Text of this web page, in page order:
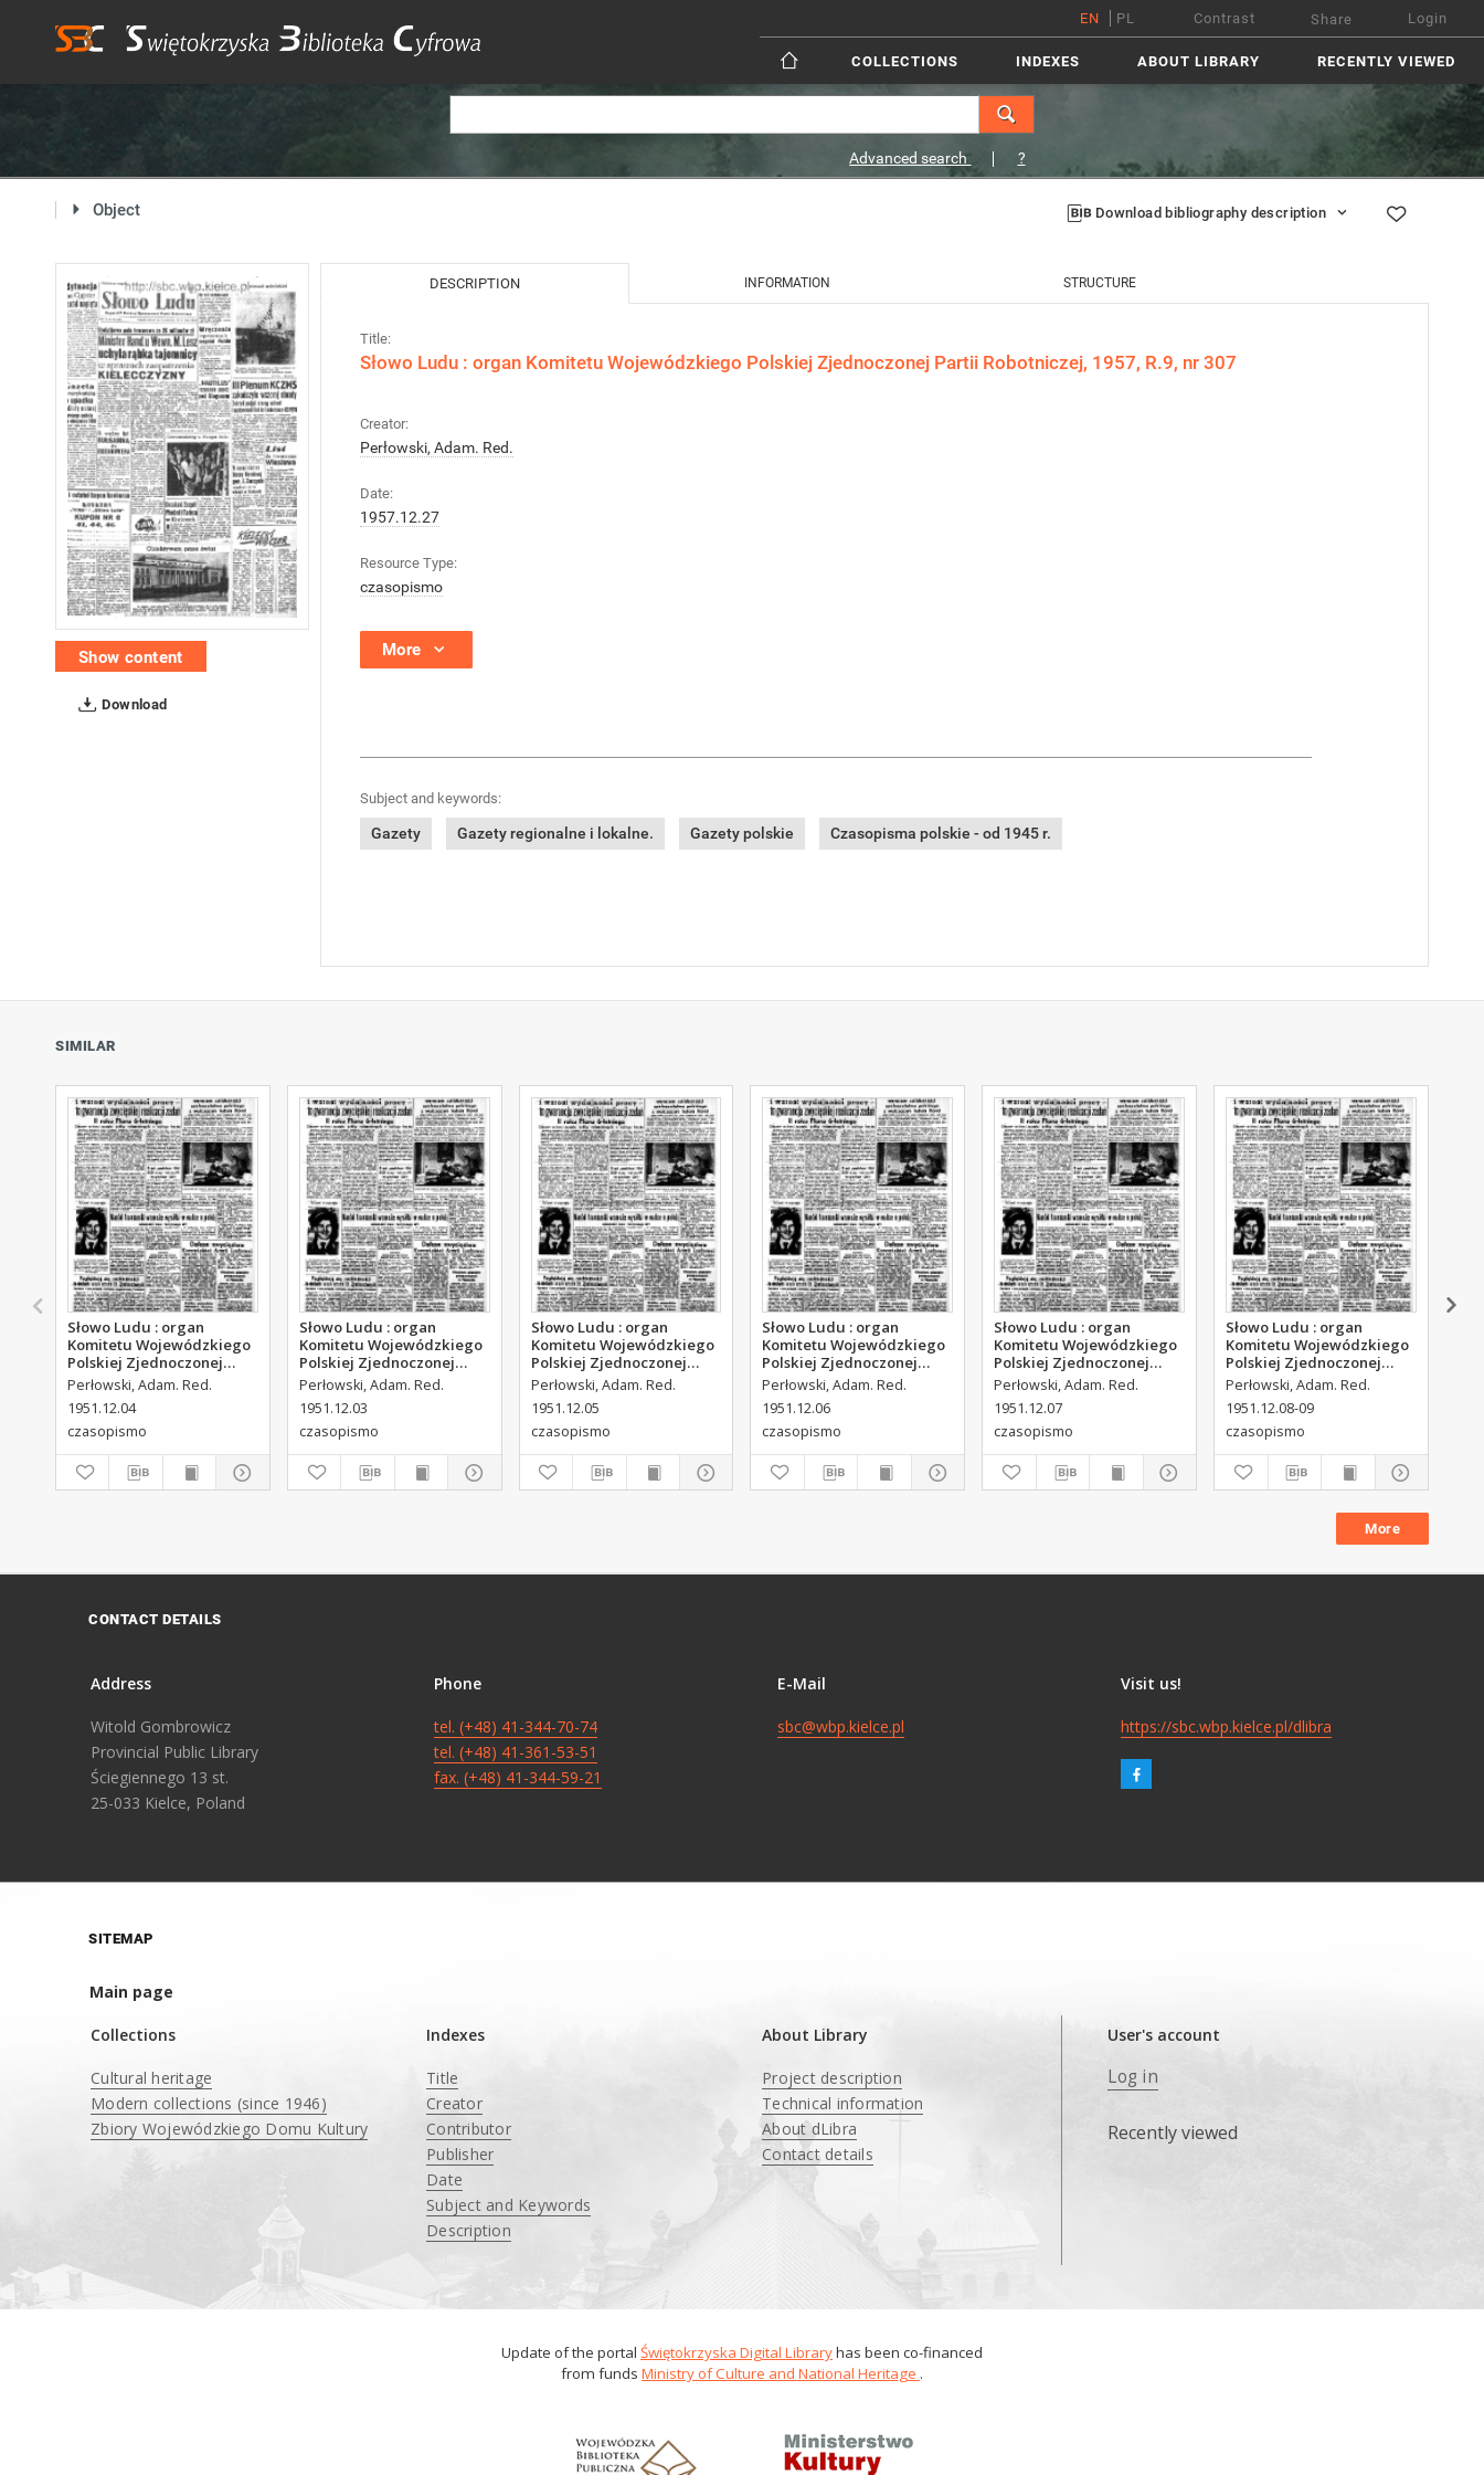
EN PL Contrast Share Login
COLLECTIONS INDEXES ABOUT LIBRARY RECENTLY VIEWED
Advanced search ?
Object Download bibliography description
Show content
Download
DESCRIPTION INFORMATION STRUCTURE
Title:
Słowo Ludu : organ Komitetu Wojewódzkiego Polskiej Zjednoczonej Partii Robotniczej, 1957, R.9, nr 307
Creator:
Perłowski, Adam. Red.
Date:
1957.12.27
Resource Type:
czasopismo
More
Subject and keywords:
Gazety Gazety regionalne i lokalne. Gazety polskie Czasopisma polskie - od 1945 r.
SIMILAR
Słowo Ludu : organ
Komitetu Wojewódzkiego
Polskiej Zjednoczonej
Partii Robotniczej, 1951,
R.3, nr 313
Perłowski, Adam. Red.
1951.12.04
czasopismo
Słowo Ludu : organ
Komitetu Wojewódzkiego
Polskiej Zjednoczonej
Partii Robotniczej, 1951,
R.3, nr 312
Perłowski, Adam. Red.
1951.12.03
czasopismo
Słowo Ludu : organ
Komitetu Wojewódzkiego
Polskiej Zjednoczonej
Partii Robotniczej, 1951,
R.3, nr 314
Perłowski, Adam. Red.
1951.12.05
czasopismo
Słowo Ludu : organ
Komitetu Wojewódzkiego
Polskiej Zjednoczonej
Partii Robotniczej, 1951,
R.3, nr 315
Perłowski, Adam. Red.
1951.12.06
czasopismo
Słowo Ludu : organ
Komitetu Wojewódzkiego
Polskiej Zjednoczonej
Partii Robotniczej, 1951,
R.3, nr 316
Perłowski, Adam. Red.
1951.12.07
czasopismo
Słowo Ludu : organ
Komitetu Wojewódzkiego
Polskiej Zjednoczonej
Partii Robotniczej, 1951,
R.3, nr 317
Perłowski, Adam. Red.
1951.12.08-09
czasopismo
More
CONTACT DETAILS
Address
Witold Gombrowicz
Provincial Public Library
Ściegiennego 13 st.
25-033 Kielce, Poland
Phone
tel. (+48) 41-344-70-74
tel. (+48) 41-361-53-51
fax. (+48) 41-344-59-21
E-Mail
sbc@wbp.kielce.pl
Visit us!
https://sbc.wbp.kielce.pl/dlibra
SITEMAP
Main page
Collections
Cultural heritage
Modern collections (since 1946)
Zbiory Wojewódzkiego Domu Kultury
Indexes
Title
Creator
Contributor
Publisher
Date
Subject and Keywords
Description
About Library
Project description
Technical information
About dLibra
Contact details
User's account
Log in
Recently viewed
Update of the portal Świętokrzyska Digital Libraryhas been co-financed
from funds Ministry of Culture and National Heritage .